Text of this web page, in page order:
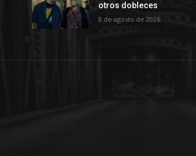
otros dobleces
8 de agosto de 2026